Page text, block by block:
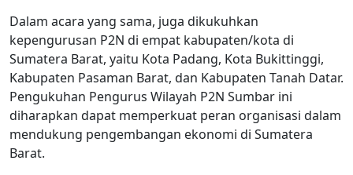
Dalam acara yang sama, juga dikukuhkan
kepengurusan P2N di empat kabupaten/kota di
Sumatera Barat, yaitu Kota Padang, Kota Bukittinggi,
Kabupaten Pasaman Barat, dan Kabupaten Tanah Datar.
Pengukuhan Pengurus Wilayah P2N Sumbar ini
diharapkan dapat memperkuat peran organisasi dalam
mendukung pengembangan ekonomi di Sumatera
Barat.